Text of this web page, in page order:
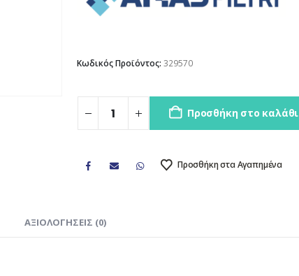
Κωδικός Προϊόντος:329570
Προσθήκη στο καλάθι
Προσθήκη στα Αγαπημένα
ΑΞΙΟΛΟΓΉΣΕΙΣ (0)